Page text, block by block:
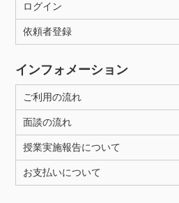
ログイン
依頼者登録
インフォメーション
ご利用の流れ
面談の流れ
授業実施報告について
お支払いについて